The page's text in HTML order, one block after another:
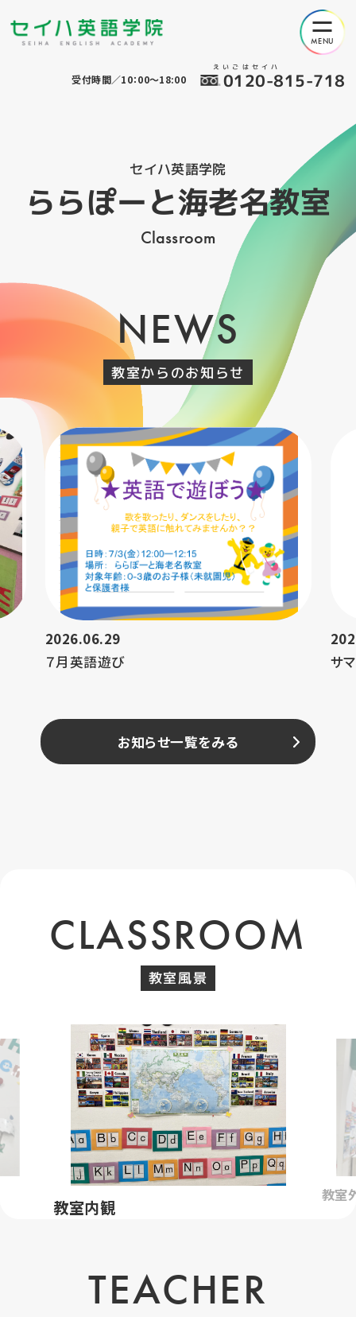
えいごはセイハ
0120-815-718
受付時間／10：00～18:00
セイハ英語学院
ららぽーと海老名教室
Classroom
NEWS
教室からのお知らせ
2026.06.29
７月英語遊び
サ
お知らせ一覧をみる
CLASSROOM
教室風景
教室内観
教室
TEACHER